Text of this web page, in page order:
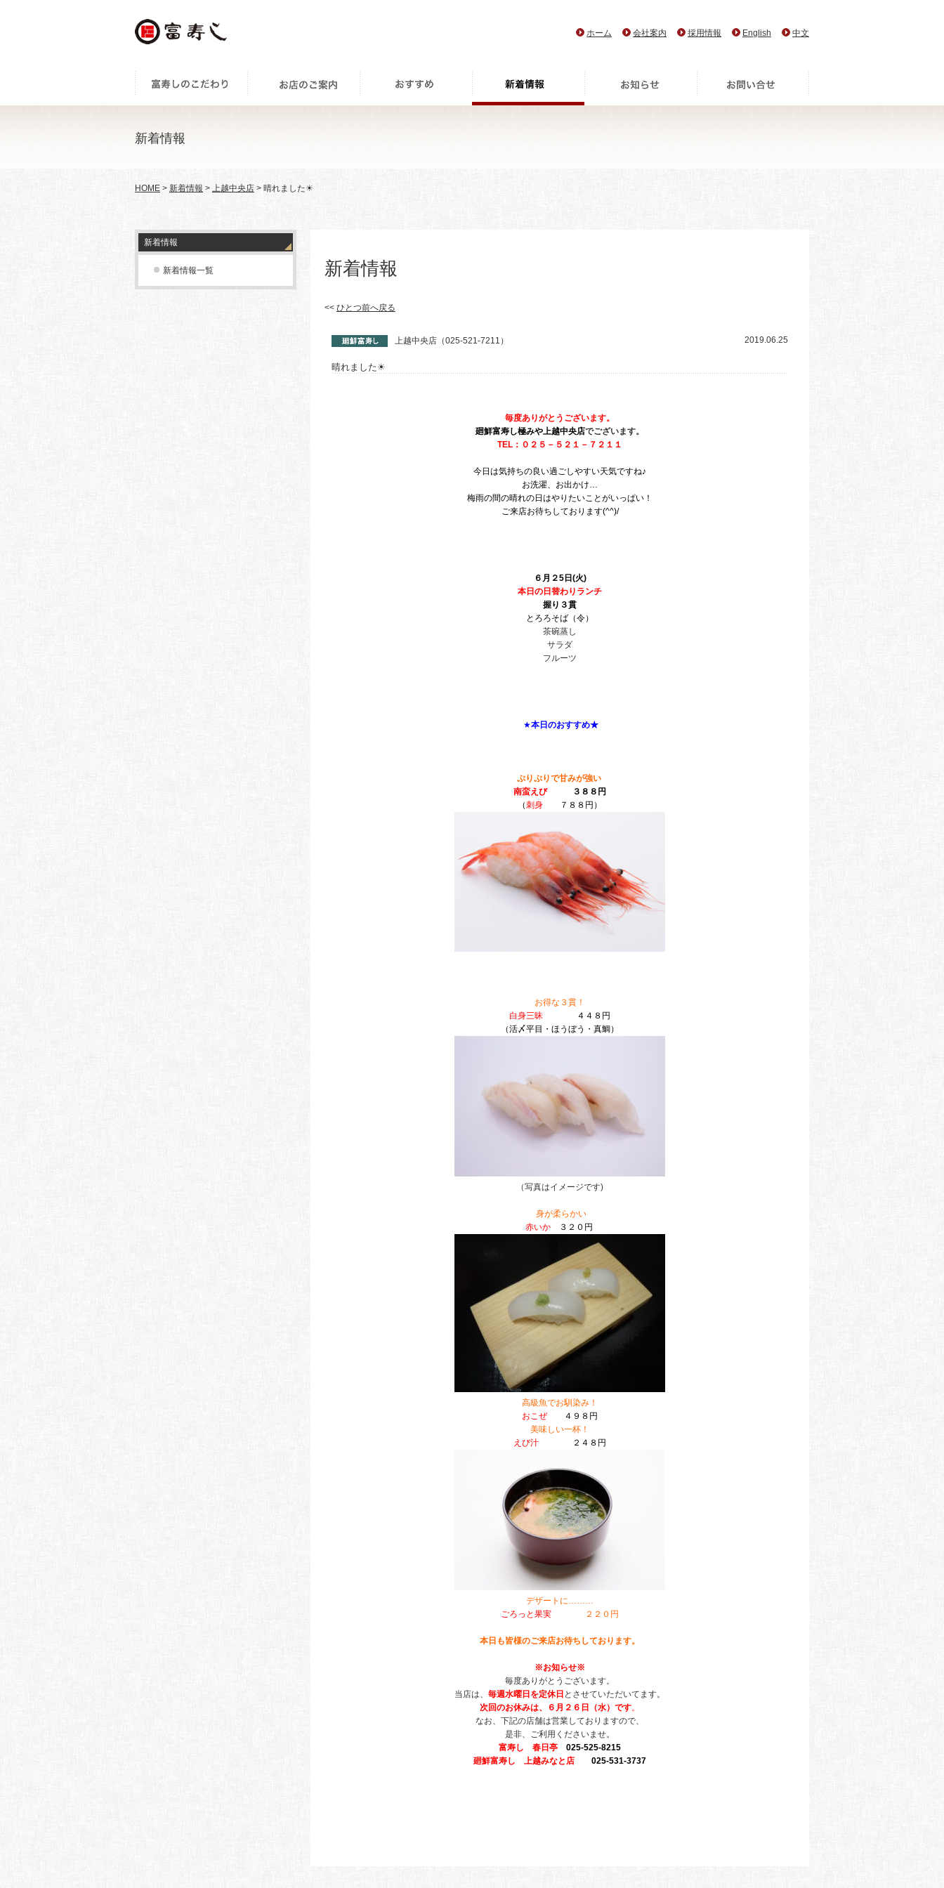
ホーム 会社案内 採用情報 English 中文
新着情報
HOME > 新着情報 > 上越中央店 > 晴れました☀
新着情報
新着情報一覧 新着情報
<< ひとつ前へ戻る
上越中央店（025-521-7211） 2019.06.25
晴れました☀
毎度ありがとうございます。
廻鮮富寿し極みや上越中央店でございます。
TEL：０２５－５２１－７２１１
今日は気持ちの良い過ごしやすい天気ですね♪
お洗濯、お出かけ…
梅雨の間の晴れの日はやりたいことがいっぱい！
ご来店お待ちしております(^^)/
６月２5日(火)
本日の日替わりランチ
握り３貫
とろろそば（令）
茶碗蒸し
サラダ
フルーツ
★本日のおすすめ★
ぷりぷりで甘みが強い
南蛮えび
３８８円
（刺身 ７８８円）
お得な３貫！
白身三昧
４４８円
（活〆平目・ほうぼう・真鯛）
（写真はイメージです)
身が柔らかい
赤いか
３２０円
高級魚でお馴染み！
おこぜ
４９８円
美味しい一杯！
えび汁
２４８円
デザートに………
ごろっと果実
２２０円
本日も皆様のご来店お待ちしております。
※お知らせ※
毎度ありがとうございます。
当店は、 毎週水曜日を定休日 とさせていただいてます。
次回のお休みは、６月２６日（水）です。
なお、下記の店舗は営業しておりますので、
是非、ご利用くださいませ。
富寿し 春日亭 025-525-8215
廻鮮富寿し 上越みなと店
025-531-3737